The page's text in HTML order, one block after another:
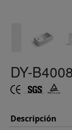
DY-
Descripción